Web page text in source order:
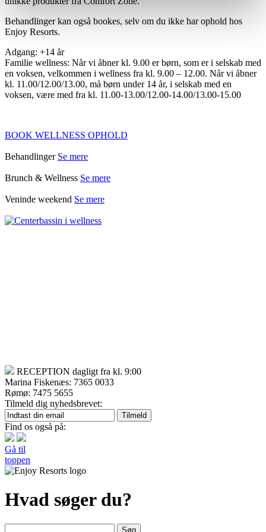
Behandlinger kan også bookes, selv om du ikke har ophold hos
Enjoy Resorts.
Adgang: +14 år
Familie wellness: Når vi åbner kl. 9.00 er børn, som er i selskab med
en voksen, velkommen i wellness fra kl. 9.00 – 12.00. Når vi åbner
kl. 11.00/12.00/13.00, må børn under 14 år, i selskab med en
voksen, være med fra kl. 11.00-13.00/12.00-14.00/13.00-15.00
BOOK WELLNESS OPHOLD
Behandlinger Se mere
Brunch & Wellness Se mere
Veninde weekend Se mere
RECEPTION dagligt fra kl. 9:00
Marina Fiskenæs: 7365 0033
Rømø: 7475 5655
Tilmeld dig nyhedsbrevet:
Find os også på:
Gå til
toppen
Hvad søger du?